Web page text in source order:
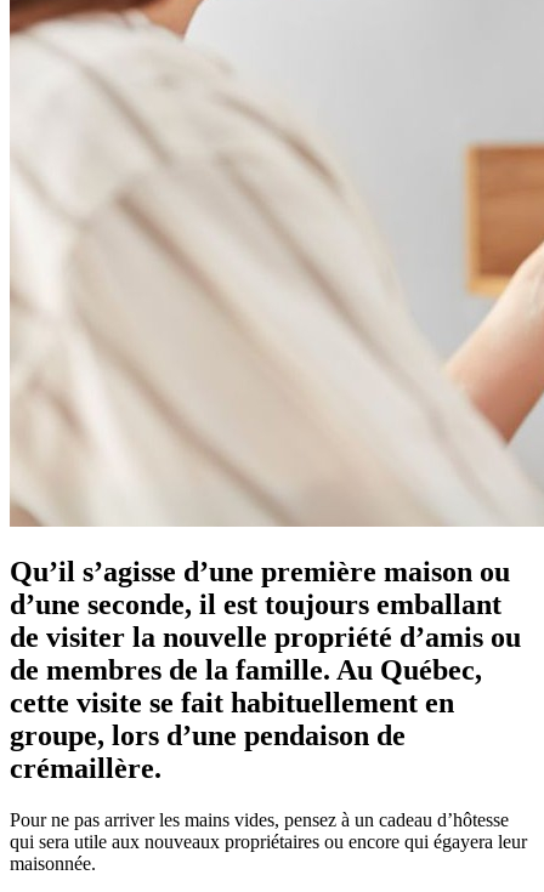
Qu’il s’agisse d’une première maison ou
d’une seconde, il est toujours emballant
de visiter la nouvelle propriété d’amis ou
de membres de la famille. Au Québec,
cette visite se fait habituellement en
groupe, lors d’une pendaison de
crémaillère.
Pour ne pas arriver les mains vides, pensez à un cadeau d’hôtesse
qui sera utile aux nouveaux propriétaires ou encore qui égayera leur
maisonnée.